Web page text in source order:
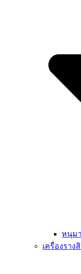
หนุม
เครื่องราง